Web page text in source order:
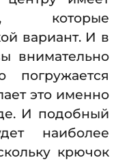
которые
вариант. И в
внимательно
погружается
это именно
И подобный
наиболее
крючок